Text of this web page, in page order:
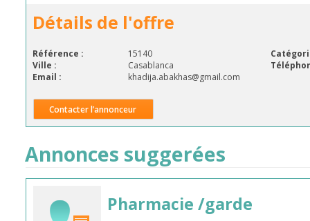
Détails de l'offre
Référence : 15140
Ville :
Casablanca
Email :
khadija.abakhas@gmail.com
Contacter l’annonceur
Annonces suggerées
Pharmacie /garde